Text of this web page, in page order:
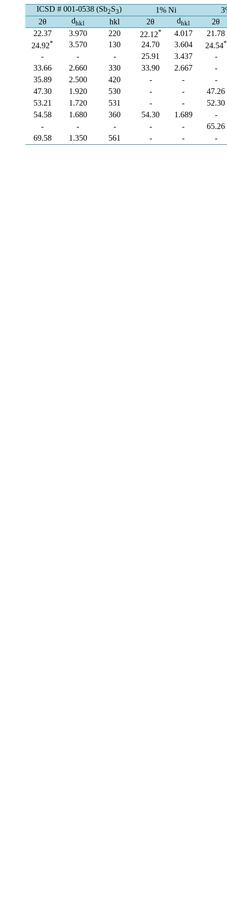
ICSD # 001-0538 (Sb2S3) 1% Ni
2θ
dhkl hkl 2θ dhkl
2θ
22.37
3.970 220 22.12* 4.017
21.78
24.92* 3.570 130 24.70 3.604 24.54*
- - - 25.91 3.437
-
33.66
2.660 330 33.90 2.667
-
35.89
2.500 420 - -
-
47.30
1.920 530 - -
47.26
53.21
1.720 531 - -
52.30
54.58
1.680 360 54.30 1.689
-
-
- - - -
65.26
69.58
1.350 561 - - -